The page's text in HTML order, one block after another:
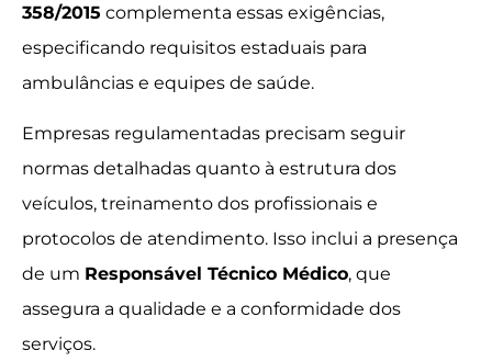
358/2015 complementa essas exigências,
especificando requisitos estaduais para
ambulâncias e equipes de saúde.
Empresas regulamentadas precisam seguir
normas detalhadas quanto à estrutura dos
veículos, treinamento dos profissionais e
protocolos de atendimento. Isso inclui a presença
de um Responsável Técnico Médico, que
assegura a qualidade e a conformidade dos
serviços.